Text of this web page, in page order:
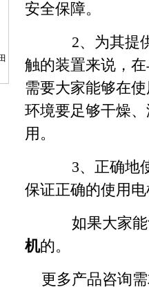
安全保障。
2、为其提供
触的装置来说，
需要大家能够在
环境要足够干燥
用。
3、正确地
保证正确的使用
如果大家能
机的。
更多产品咨询